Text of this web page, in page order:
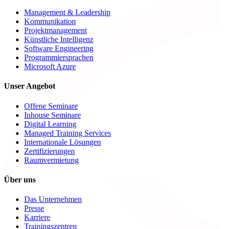
Management & Leadership
Kommunikation
Projektmanagement
Künstliche Intelligenz
Software Engineering
Programmiersprachen
Microsoft Azure
Unser Angebot
Offene Seminare
Inhouse Seminare
Digital Learning
Managed Training Services
Internationale Lösungen
Zertifizierungen
Raumvermietung
Über uns
Das Unternehmen
Presse
Karriere
Trainingszentren